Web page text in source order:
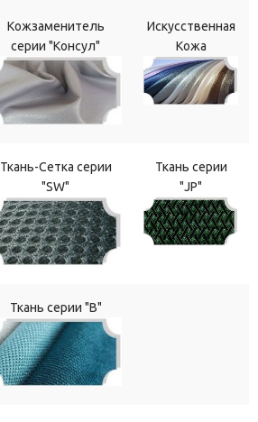
Кожзаменитель
серии "Консул"
Искусственная
Кожа
Ткань-Сетка серии
"SW"
Ткань серии
"JP"
Ткань серии "В"